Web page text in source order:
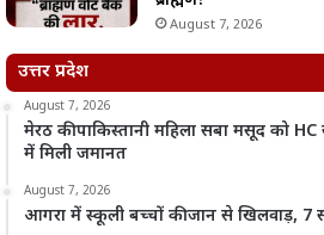
August 7, 2026
उत्तर प्रदेश
August 7, 2026
मेरठ की पाकिस्तानी महिला सबा मसूद को
में मिली जमानत
August 7, 2026
आगरा में स्कूली बच्चों की जान से खिलवाड़, 7